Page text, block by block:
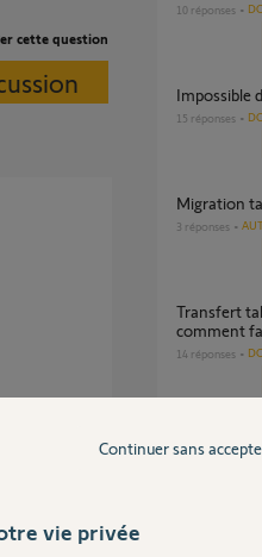
cette question
10 réponses
Impossible
15 réponses
Migration
3 réponses
transfert tahoma v2 vers tahoma switch
comment
14 réponses
vie privée
Continuer sans